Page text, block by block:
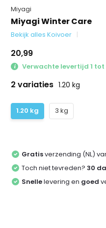
Miyagi
Miyagi Winter Care
Bekijk alles Koivoer
20,99
Verwachte levertijd 1
2 variaties 1.20 kg
1.20 kg 3 kg
Gratisverzending (NL)
Toch niet tevreden?30
Snellelevering en goed